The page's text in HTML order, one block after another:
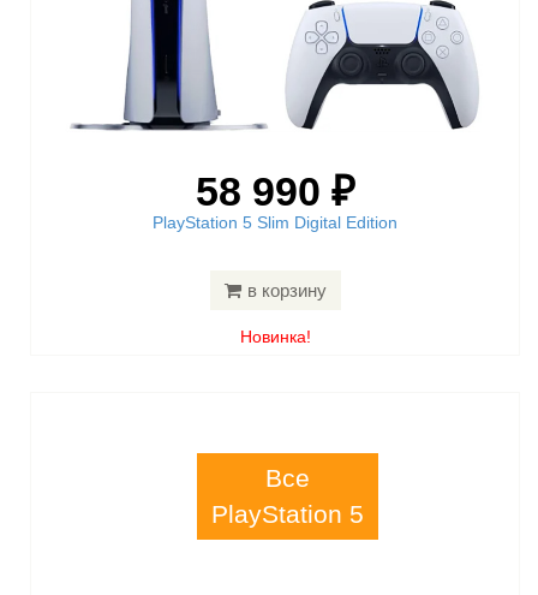
58 990 ₽
PlayStation 5 Slim Digital Edition
в корзину
Новинка!
Все
PlayStation 5